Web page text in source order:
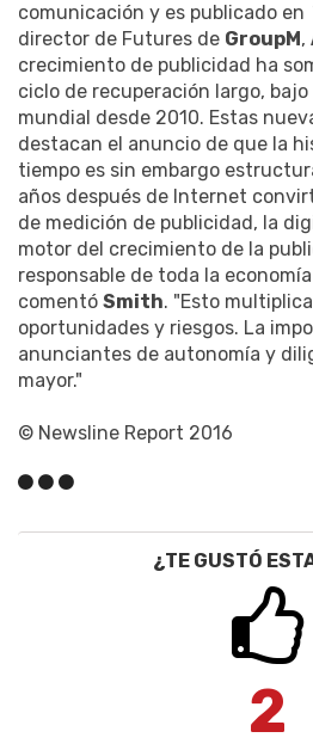
comunicación y es publicado en
director de Futures de GroupM,
crecimiento de publicidad ha
ciclo de recuperación largo, bajo
mundial desde 2010. Estas
destacan el anuncio de que la
tiempo es sin embargo
años después de Internet
de medición de publicidad, la
motor del crecimiento de la
responsable de toda la
comentó Smith. "Esto
oportunidades y riesgos. La
anunciantes de autonomía y
mayor."
© Newsline Report 2016
¿TE GUSTÓ
2